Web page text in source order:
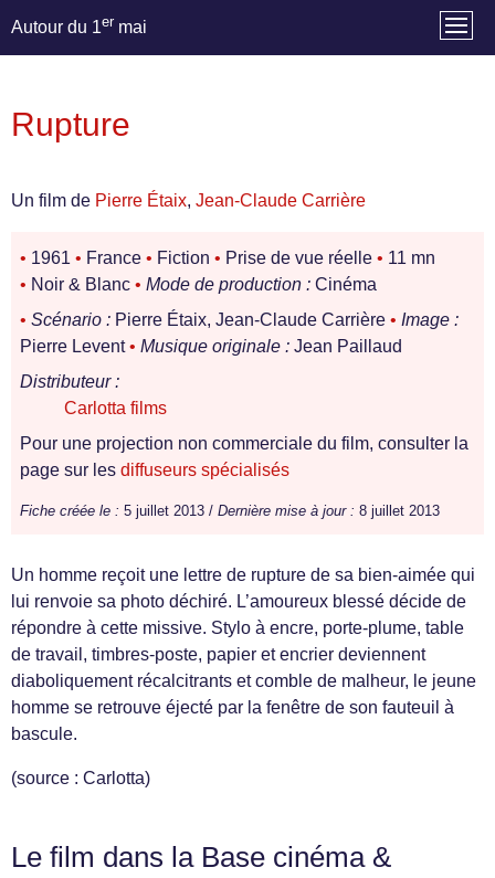
Autour du 1er mai
Rupture
Un film de Pierre Étaix, Jean-Claude Carrière
• 1961 • France • Fiction • Prise de vue réelle • 11 mn
• Noir & Blanc • Mode de production : Cinéma
• Scénario : Pierre Étaix, Jean-Claude Carrière • Image :
Pierre Levent• Musique originale : Jean Paillaud
Distributeur :
Carlotta films
Pour une projection non commerciale du film, consulter la
page sur les diffuseurs spécialisés
Fiche créée le : 5 juillet 2013 / Dernière mise à jour : 8 juillet 2013
Un homme reçoit une lettre de rupture de sa bien-aimée qui
lui renvoie sa photo déchiré. L’amoureux blessé décide de
répondre à cette missive. Stylo à encre, porte-plume, table
de travail, timbres-poste, papier et encrier deviennent
diaboliquement récalcitrants et comble de malheur, le jeune
homme se retrouve éjecté par la fenêtre de son fauteuil à
bascule.
(source : Carlotta)
Le film dans la Base cinéma &